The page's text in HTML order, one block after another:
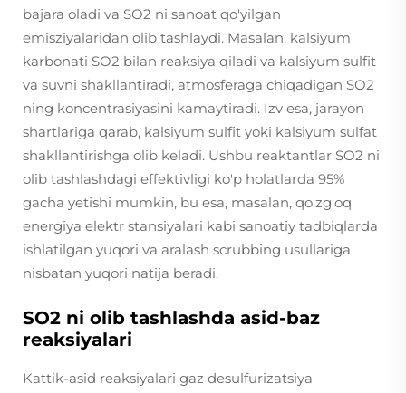
bajara oladi va SO2 ni sanoat qo'yilgan
emisziyalaridan olib tashlaydi. Masalan, kalsiyum
karbonati SO2 bilan reaksiya qiladi va kalsiyum sulfit
va suvni shakllantiradi, atmosferaga chiqadigan SO2
ning koncentrasiyasini kamaytiradi. Izv esa, jarayon
shartlariga qarab, kalsiyum sulfit yoki kalsiyum sulfat
shakllantirishga olib keladi. Ushbu reaktantlar SO2 ni
olib tashlashdagi effektivligi ko'p holatlarda 95%
gacha yetishi mumkin, bu esa, masalan, qo'zg'oq
energiya elektr stansiyalari kabi sanoatiy tadbiqlarda
ishlatilgan yuqori va aralash scrubbing usullariga
nisbatan yuqori natija beradi.
SO2 ni olib tashlashda asid-baz
reaksiyalari
Kattik-asid reaksiyalari gaz desulfurizatsiya